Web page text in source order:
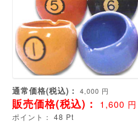
通常価格(税込)： 4,000 円
販売価格(税込)： 1,600 円
ポイント： 48 Pt